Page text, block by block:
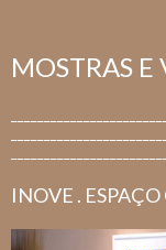
MOSTRAS E
INOVE .